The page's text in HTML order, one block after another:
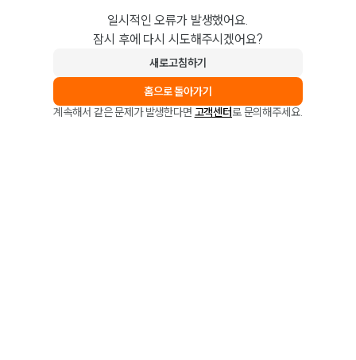
일시적인 오류가 발생했어요.
잠시 후에 다시 시도해주시겠어요?
새로고침하기
홈으로 돌아가기
계속해서 같은 문제가 발생한다면 고객센터로 문의해주세요.